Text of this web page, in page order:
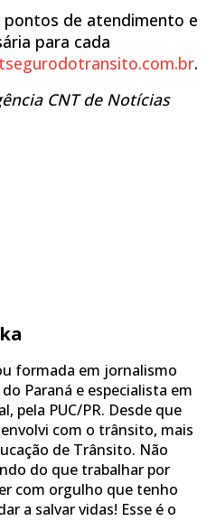
pontos de atendimento e
para cada
.
CNT de Notícias
formada em jornalismo
Paraná e especialista em
pela PUC/PR. Desde que
com o trânsito, mais
de Trânsito. Não
do que trabalhar por
com orgulho que tenho
a salvar vidas! Esse é o